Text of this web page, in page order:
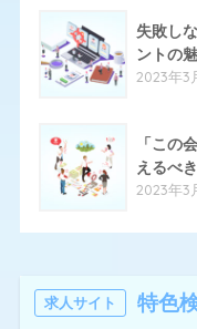
はたらいく
ハタラクティブ
ほいく畑
マスメディアン
失敗し
ントの
2023年3
「この
えるべ
2023年3
求人サイト 特色